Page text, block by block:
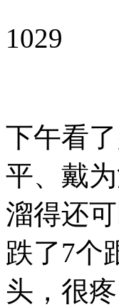
1029
下午看
平、戴
溜得还
跌了7个
头，很